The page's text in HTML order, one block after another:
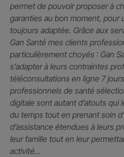
permet de pouvoir proposer à
garanties au bon moment, pour
toujours adaptée. Grâce aux
Gan Santé mes clients
particulièrement choyés : Gan
s’adapter à leurs contraintes
téléconsultations en ligne 7
professionnels de santé
digitale sont autant d’atouts
du temps tout en prenant soin
d’assistance étendues à leurs
leur famille tout en leur
activité…